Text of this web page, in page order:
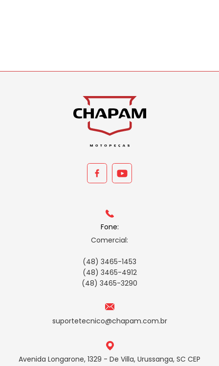
Fone:
Comercial:
(48) 3465-1453
(48) 3465-4912
(48) 3465-3290
suportetecnico@chapam.com.br
Avenida Longarone, 1329 - De Villa, Urussanga, SC CEP